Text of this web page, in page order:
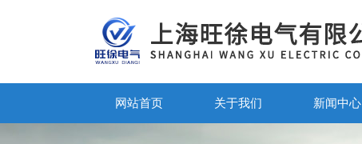
网站首页 关于我们 新闻中心